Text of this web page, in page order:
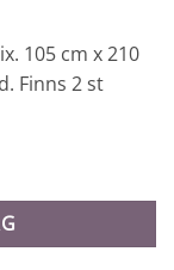
105 cm x 210
Finns 2 st